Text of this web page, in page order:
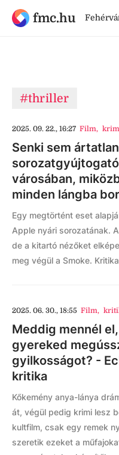
fmc.hu
#thriller
2025. 09. 22., 16:27 Film,
Senki sem
városában,
minden lángba
Egy megtörtént eset
Apple nyári sorozatának.
de a kitartó nézőket
meg végül a Smoke.
2025. 06. 30., 18:55 Film,
Meddig mennél
gyereked
gyilkosságot? -
kritika
Kőkemény anya-lánya
át, végül pedig krimi lesz
kultfilm, csak egy remek
szeretik ezeket a